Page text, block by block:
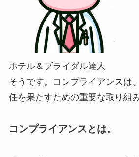
ホテル＆ブライダル達人
そうです。コンプライアンスは
任を果たすための重要な取り組み
コンプライアンスとは。